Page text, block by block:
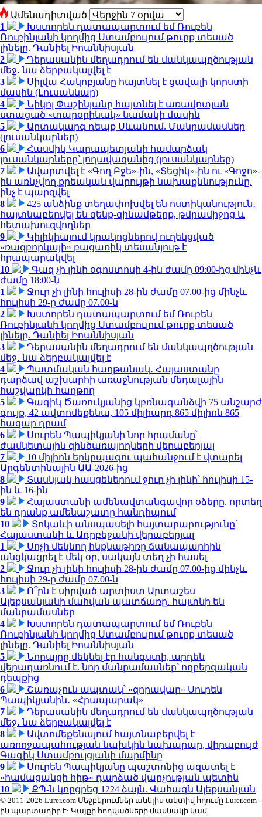
Ամենադիտված
1
Խստորեն դատապարտում եմ Ռուբեն
Ռուբինյանի կողմից Ստամբուլում թուրք տեսած
լինելը. Դանիել Իոաննիսյան
2
Դերասանին մեղադրում են մանկապղծության
մեջ․ նա ձերբակալվել է
3
Սիլվա Հակոբյանը հայտնել է ցավալի կորստի
մասին (Լուսանկար)
4
Նիկոլ Փաշինյանը հայտնել է առավոտյան
ստացած «տարօրինակ» նամակի մասին
5
Արտակարգ դեպք Սևանում. Մանրամասներ
(լուսանկարներ)
6
Հասմիկ Կարապետյանի համարձակ
լուսանկարները՝ լողավազանից (լուսանկարներ)
7
Ավարտվել է «Գող Բջե»-ին, «Տեցիկ»-ին ու «Գոջո»-
ին առնչվող քրեական վարույթի նախաքննությունը.
ինչ է պարզվել
8
425 անձինք տեղափոխվել են ոստիկանություն․
հայտնաբերվել են զենք-զինամթերք, թմրամիջոց և
հետախուզվողներ
9
Կիլիկիայում կրակոցներով ուղեկցված
«ռազբորկայի» բացառիկ տեսանյութ է
հրապարակվել
10
Գազ չի լինի օգոստոսի 4-ին ժամը 09:00-ից մինչև
ժամը 18:00-ն
1
Ջուր չի լինի հուլիսի 28-ին ժամը 07.00-ից մինչև
հուլիսի 29-ը ժամը 07.00-ն
2
Խստորեն դատապարտում եմ Ռուբեն
Ռուբինյանի կողմից Ստամբուլում թուրք տեսած
լինելը. Դանիել Իոաննիսյան
3
Դերասանին մեղադրում են մանկապղծության
մեջ․ նա ձերբակալվել է
4
Պատմական հաղթանակ․ Հայաստանը
դարձավ աշխարհի առաջնության մեդալային
հաշվարկի հաղթող
5
Գագիկ Ծառուկյանից կբռնագանձվի 75 անշարժ
գույք, 42 ավտոմեքենա, 105 միլիարդ 865 միլիոն 865
հազար դրամ
6
Սուրեն Պապիկյանի նոր հրամանը՝
ժամկետային զինծառայողների վերաբերյալ
7
10 միլիոն երկրպագու պահանջում է վտարել
Արգենտինային ԱԱ-2026-ից
8
Տասնյակ հասցեներում ջուր չի լինի՝ հուլիսի 15-
ին և 16-ին
9
Հայաստանի ամենավտանգավոր օձերը. որտեղ
են դրանք ամենաշատը հանդիպում
10
Տոկաևի անսպասելի հայտարարությունը՝
Հայաստանի և Ադրբեջանի վերաբերյալ
1
Սոչի մեկնող ինքնաթիռը ճանապարհին
անցկացրել է մեկ օր, սակայն տեղ չի հասել
2
Ջուր չի լինի հուլիսի 28-ին ժամը 07.00-ից մինչև
հուլիսի 29-ը ժամը 07.00-ն
3
Ո՞րն է սիրված արտիստ Արտաշես
Ալեքսանյանի մահվան պատճառը. հայտնի են
մանրամասներ
4
Խստորեն դատապարտում եմ Ռուբեն
Ռուբինյանի կողմից Ստամբուլում թուրք տեսած
լինելը. Դանիել Իոաննիսյան
5
Նորայրը մեկնել էր հանգստի, արդեն
վերադառնում է. նոր մանրամասներ՝ ողբերգական
դեպքից
6
Շառաչուն ապտակ՝ «զորավար» Սուրեն
Պապիկյանին․ «Հրապարակ»
7
Դերասանին մեղադրում են մանկապղծության
մեջ․ նա ձերբակալվել է
8
Ավտոմեքենայում հայտնաբերվել է
առողջապահության նախկին նախարար, վիրաբույժ
Գագիկ Ստամբուլցյանի մարմինը
9
Սուրեն Պապիկյանը պաշտոնից ազատել է
«համացանցի հիթ» դարձած վարչության պետին
10
ՔՊ-ն կորցրեց 1224 ձայն. Վահագն Ալեքսանյան
© 2011-2026 Lurer.com Մեջբերումներ անելիս ակտիվ հղումը Lurer.com-
ին պարտադիր է: Կայքի հոդվածների մասնակի կամ